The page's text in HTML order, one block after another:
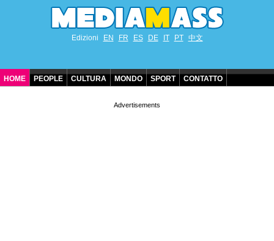
Edizioni EN FR ES DE IT PT 中文
HOME PEOPLE CULTURA MONDO SPORT CONTATTO